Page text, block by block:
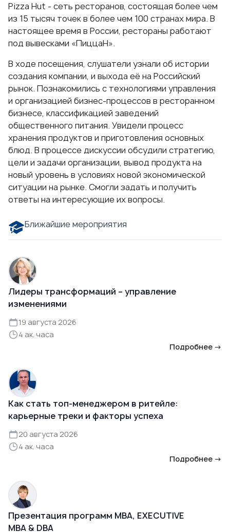
Pizza Hut - сеть ресторанов, состоящая более чем
из 15 тысяч точек в более чем 100 странах мира. В
настоящее время в России, рестораны работают
под вывесками «ПиццаН».
В ходе посещения, слушатели узнали об истории
создания компании, и выхода её на Российский
рынок. Познакомились с технологиями управления
и организацией бизнес-процессов в ресторанном
бизнесе, классификацией заведений
общественного питания. Увидели процесс
хранения продуктов и приготовления основных
блюд. В процессе дискуссии обсудили стратегию,
цели и задачи организации, вывод продукта на
новый уровень в условиях новой экономической
ситуации на рынке. Смогли задать и получить
ответы на интересующие их вопросы.
Ближайшие мероприятия
Лидеры трансформаций – управление
изменениями
19 августа 2026
4 ак. часа
Подробнее →
Как стать топ-менеджером в ритейле:
карьерные треки и факторы успеха
20 августа 2026
4 ак. часа
Подробнее →
Презентация программ MBA, EXECUTIVE
MBA & DBA